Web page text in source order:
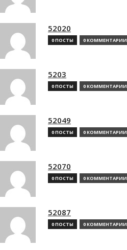
52020
0 ПОСТЫ 0 КОММЕНТАРИИ
5203
0 ПОСТЫ 0 КОММЕНТАРИИ
52049
0 ПОСТЫ 0 КОММЕНТАРИИ
52070
0 ПОСТЫ 0 КОММЕНТАРИИ
52087
0 ПОСТЫ 0 КОММЕНТАРИИ